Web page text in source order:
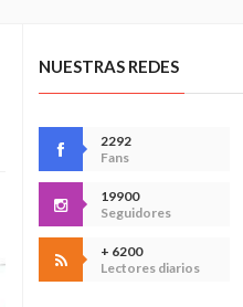
NUESTRAS REDES
2292
Fans
19900
Seguidores
+ 6200
Lectores diarios